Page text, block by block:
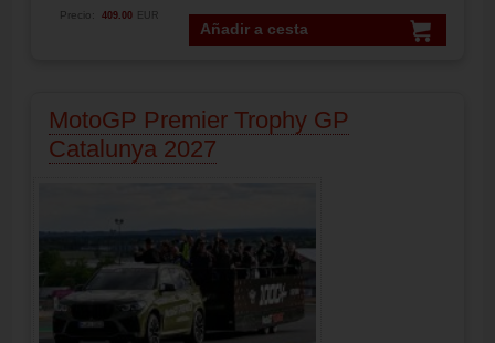
Añadir a cesta
Precio: 409.00 EUR
MotoGP Premier Trophy GP
Catalunya 2027